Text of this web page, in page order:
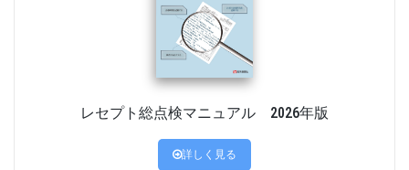
レセプト総点検マニュアル 2026年版
詳しく見る